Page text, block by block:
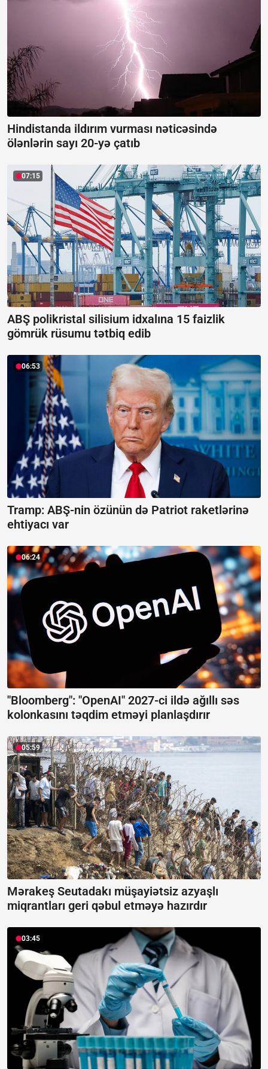
Hindistanda ildırım vurması nəticəsində
ölənlərin sayı 20-yə çatıb
07:15
ABŞ polikristal silisium idxalına 15 faizlik
gömrük rüsumu tətbiq edib
06:53
Tramp: ABŞ-nin özünün də Patriot raketlərinə
ehtiyacı var
06:24
"Bloomberg": "OpenAI" 2027-ci ildə ağıllı səs
kolonkasını təqdim etməyi planlaşdırır
05:59
Mərakeş Seutadakı müşayiətsiz azyaşlı
miqrantları geri qəbul etməyə hazırdır
03:45